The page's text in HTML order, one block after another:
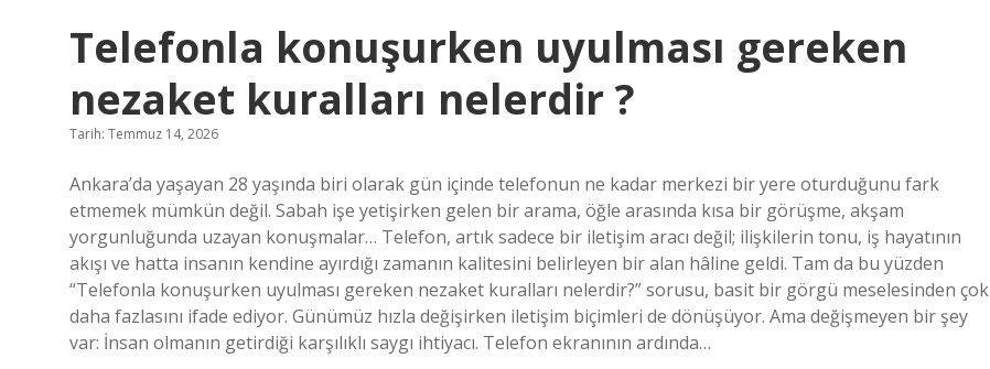
nelerdir
?
Telefonla konuşurken uyulması gereken
nezaket kuralları nelerdir ?
Tarih: Temmuz 14, 2026
Ankara’da yaşayan 28 yaşında biri olarak gün içinde telefonun ne kadar merkezi bir yere oturduğunu fark
etmemek mümkün değil. Sabah işe yetişirken gelen bir arama, öğle arasında kısa bir görüşme, akşam
yorgunluğunda uzayan konuşmalar… Telefon, artık sadece bir iletişim aracı değil; ilişkilerin tonu, iş hayatının
akışı ve hatta insanın kendine ayırdığı zamanın kalitesini belirleyen bir alan hâline geldi. Tam da bu yüzden
“Telefonla konuşurken uyulması gereken nezaket kuralları nelerdir?” sorusu, basit bir görgü meselesinden çok
daha fazlasını ifade ediyor. Günümüz hızla değişirken iletişim biçimleri de dönüşüyor. Ama değişmeyen bir şey
var: İnsan olmanın getirdiği karşılıklı saygı ihtiyacı. Telefon ekranının ardında…